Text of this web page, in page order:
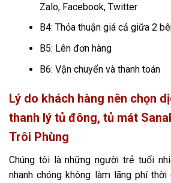
Zalo, Facebook, Twitter
B4: Thỏa thuận giá cả giữa 2
B5: Lên đơn hàng
B6: Vận chuyển và thanh toán
Lý do khách hàng nên chọn
thanh lý tủ đông, tủ mát
Trôi Phùng
Chúng tôi là những người trẻ tuổi
nhanh chóng không làm lãng phí thời